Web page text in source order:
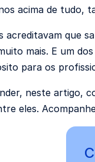
acima de tudo,
acreditavam que
mais. E um
para os
neste artigo,
eles.